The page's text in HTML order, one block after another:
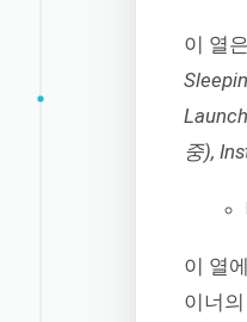
이 열
중),
이 열
이너